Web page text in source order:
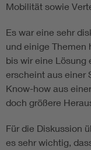
Mobilität sowie
Es war eine sehr
und einige Themen
bis wir eine Lösung
erscheint aus einer
Know-how aus
doch größere
Für die Diskussion
es sehr wichtig,